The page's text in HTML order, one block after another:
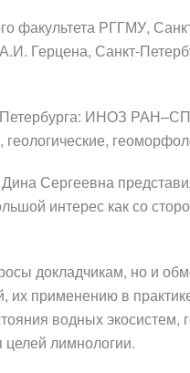
факультета РГГМУ,
Герцена, Санкт-
Петербурга: ИНОЗ
Сергеевна
интерес как со
докладчикам, но и
применению в
водных
лимнологии.